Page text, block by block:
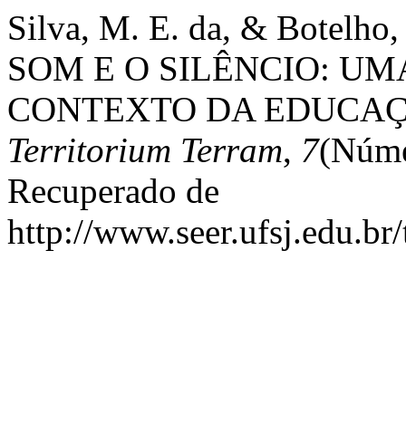
Silva, M. E. da, &
SOM E O SILÊNCIO:
CONTEXTO DA
Territorium Terram, 7
Recuperado de
http://